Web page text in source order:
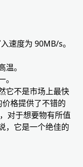
速度为 90MB/s。
。
它不是市场上最快
格提供了不错的
对于想要物有所值
，它是一个绝佳的